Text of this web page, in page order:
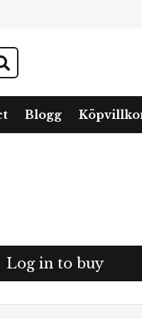
Blogg
Log in to buy